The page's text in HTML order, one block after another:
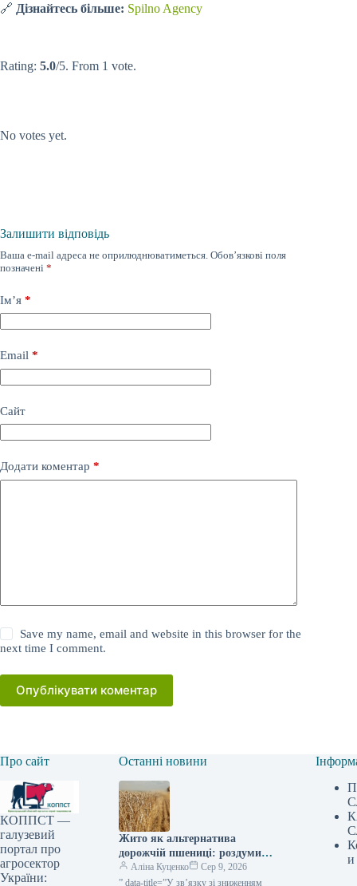
🔗 Дізнайтесь більше: Spilno Agency
Rating: 5.0/5. From 1 vote.
No votes yet.
Залишити відповідь
Ваша e-mail адреса не оприлюднюватиметься. Обов’язкові поля
позначені *
Ім’я *
Email *
Сайт
Додати коментар *
Save my name, email and website in this browser for the
next time I comment.
Опублікувати коментар
Про сайт
КОППСТ —
галузевий
портал про
агросектор
України:
Останні новини
Жито як альтернатива
дорожчій пшениці: роздуми
фермера — КУРКУЛЬ
Аліна Куценко
Сер 9, 2026
” data-title=”У зв’язку зі зниженням
и